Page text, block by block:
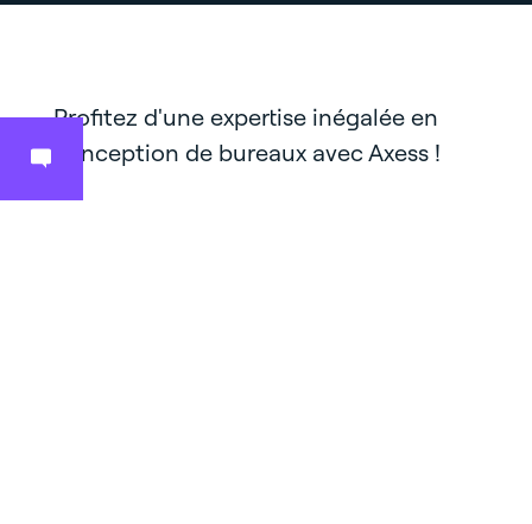
Profitez d'une expertise inégalée en
conception de bureaux avec Axess !